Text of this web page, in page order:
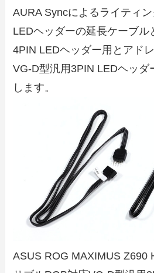
AURA Syncによるライティ
LEDヘッダーの延長ケーブル
4PIN LEDヘッダー用とアド
VG-D型汎用3PIN LEDヘッダ
します。
ASUS ROG MAXIMUS Z690